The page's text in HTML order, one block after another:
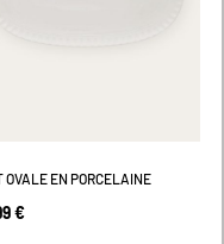
OVALE EN PORCELAINE
€